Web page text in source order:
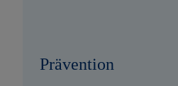
Prävention